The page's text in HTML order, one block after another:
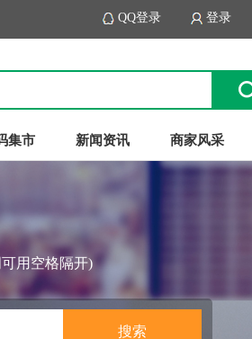
登录
QQ登录
集市 新闻资讯 商家风采
用空格隔开)